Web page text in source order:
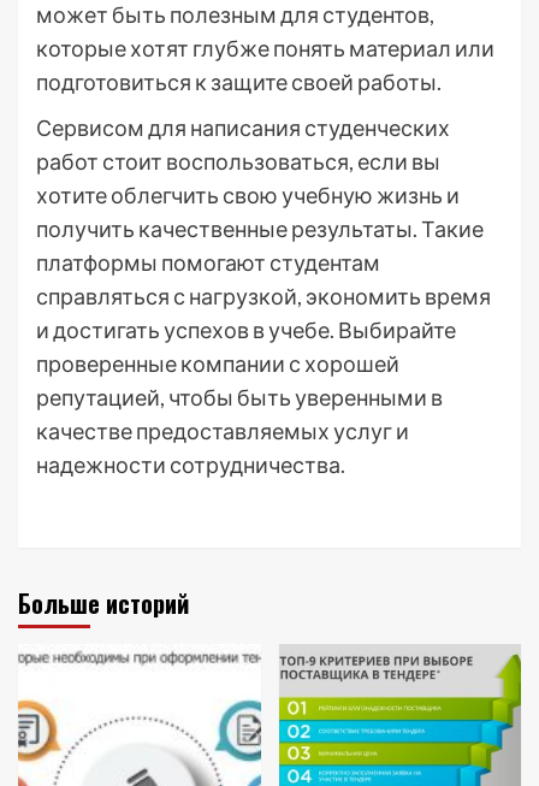
может быть полезным для студентов,
которые хотят глубже понять материал или
подготовиться к защите своей работы.
Сервисом для написания студенческих
работ стоит воспользоваться, если вы
хотите облегчить свою учебную жизнь и
получить качественные результаты. Такие
платформы помогают студентам
справляться с нагрузкой, экономить время
и достигать успехов в учебе. Выбирайте
проверенные компании с хорошей
репутацией, чтобы быть уверенными в
качестве предоставляемых услуг и
надежности сотрудничества.
Больше историй